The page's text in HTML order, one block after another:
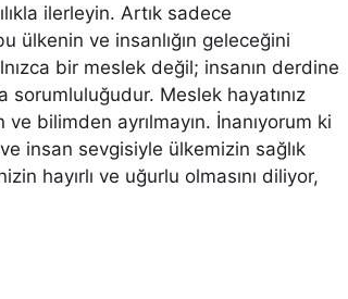
ilerleyin. Artık sadece
ülkenin ve insanlığın geleceğini
bir meslek değil; insanın derdine
sorumluluğudur. Meslek hayatınız
bilimden ayrılmayın. İnanıyorum ki
insan sevgisiyle ülkemizin sağlık
hayırlı ve uğurlu olmasını diliyor,